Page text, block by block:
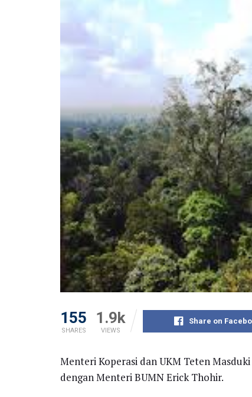
155
SHARES
1.9k
VIEWS
Share on
Menteri Koperasi dan UKM Teten
dengan Menteri BUMN Erick Thohir.